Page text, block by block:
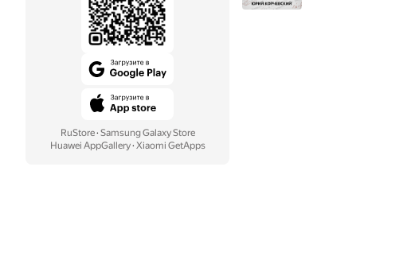
RuStore· Samsung Galaxy Store
Huawei AppGallery· Xiaomi GetApps